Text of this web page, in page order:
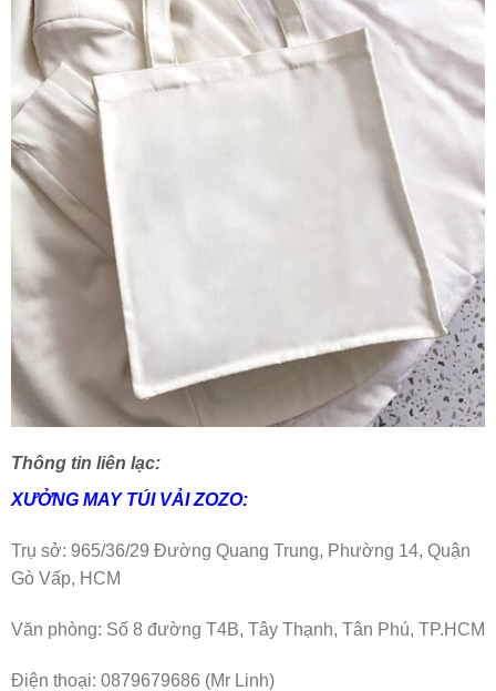
Thông tin liên lạc:
XƯỞNG MAY TÚI VẢI ZOZO:
Trụ sở: 965/36/29 Đường Quang Trung, Phường 14, Quận
Gò Vấp, HCM
Văn phòng: Số 8 đường T4B, Tây Thạnh, Tân Phú, TP.HCM
Điện thoại: 0879679686 (Mr Linh)